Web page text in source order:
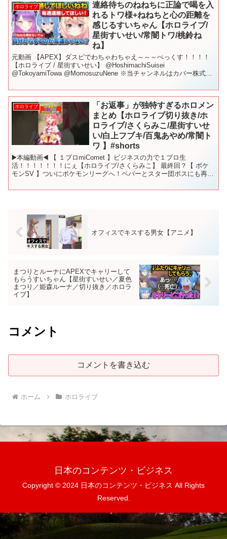
ホロライブ
連絡待ちのねねちに正論で喝を入
れるトワ様+ねねちと心の距離を
感じるすいちゃん【ホロライブ/
星街すいせい/常闇トワ/桃鈴ね
ね】
元動画 【APEX】ダスピでわちゃわちゃえ～～～ぺっくす！！！！
【ホロライブ / 星街すいせい】 @HoshimachiSuisei
@TokoyamiTowa @MomosuzuNene ※当チャンネルはカバー株式会
ホロライブ
「お返事」が独特すぎるホロメン
まとめ【ホロライブ切り抜き/ホ
ロライブ/さくらみこ/星街すいせ
い/白上フブキ/百鬼あやめ/常闇ト
ワ 】#shorts
▶️本編動画◀️ 【 １ブロmiComet 】ビジネスの力で１ブロ生
活！！！！！！！にぇ【ホロライブ/さくらみこ】 最終回？【 ポケ
モンSV 】ついにポケモンリーグへ！ペパーとスター団ボスにも再戦
オフィスでキスする男女【アニメ】
まつりとルーナにAPEXでキャリーして
もらうすいちゃん【星街すいせい／夏色
まつり／姫森ルーナ／切り抜き／ホロラ
イブ】
コメント
コメントを書き込む
ホーム ホロライブ
日本のコンテンツ・ビジネス
Copyright © 2024 日本のコンテンツ・ビジネス All Rights
Reserved.